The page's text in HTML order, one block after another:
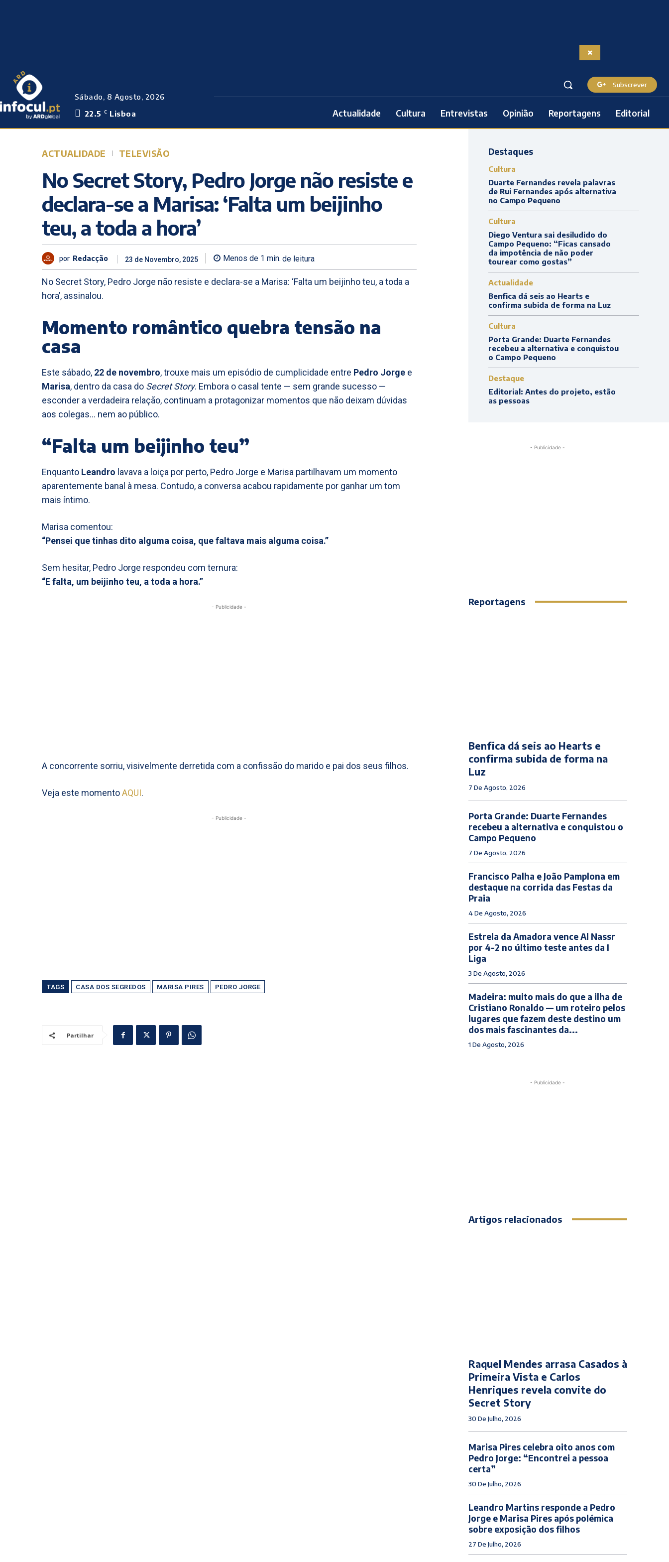
Sábado, 8 Agosto, 2026
22.5
C Lisboa
Subscrever
Actualidade Cultura Entrevistas Opinião Reportagens Editorial
ACTUALIDADE TELEVISÃO
No Secret Story, Pedro Jorge não resiste e
declara-se a Marisa: ‘Falta um beijinho
teu, a toda a hora’
por Redacção 23 de Novembro, 2025 Menos de 1 min. de leitura
No Secret Story, Pedro Jorge não resiste e declara-se a Marisa: ‘Falta um beijinho teu, a toda a
hora’, assinalou.
Momento romântico quebra tensão na
casa
Este sábado, 22 de novembro, trouxe mais um episódio de cumplicidade entre Pedro Jorge e
Marisa, dentro da casa do Secret Story. Embora o casal tente — sem grande sucesso —
esconder a verdadeira relação, continuam a protagonizar momentos que não deixam dúvidas
aos colegas… nem ao público.
“Falta um beijinho teu”
Enquanto Leandro lavava a loiça por perto, Pedro Jorge e Marisa partilhavam um momento
aparentemente banal à mesa. Contudo, a conversa acabou rapidamente por ganhar um tom
mais íntimo.
Marisa comentou:
“Pensei que tinhas dito alguma coisa, que faltava mais alguma coisa.”
Sem hesitar, Pedro Jorge respondeu com ternura:
“E falta, um beijinho teu, a toda a hora.”
- Publicidade -
A concorrente sorriu, visivelmente derretida com a confissão do marido e pai dos seus filhos.
Veja este momentoAQUI.
- Publicidade -
TAGS CASA DOS SEGREDOS MARISA PIRES PEDRO JORGE
Partilhar
Destaques
Cultura
Duarte Fernandes revela palavras
de Rui Fernandes após alternativa
no Campo Pequeno
Cultura
Diego Ventura sai desiludido do
Campo Pequeno: “Ficas cansado
da impotência de não poder
tourear como gostas”
Actualidade
Benfica dá seis ao Hearts e
confirma subida de forma na Luz
Cultura
Porta Grande: Duarte Fernandes
recebeu a alternativa e conquistou
o Campo Pequeno
Destaque
Editorial: Antes do projeto, estão
as pessoas
- Publicidade -
Reportagens
Benfica dá seis ao Hearts e
confirma subida de forma na
Luz
7 De Agosto, 2026
Porta Grande: Duarte Fernandes
recebeu a alternativa e conquistou o
Campo Pequeno
7 De Agosto, 2026
Francisco Palha e João Pamplona em
destaque na corrida das Festas da
Praia
4 De Agosto, 2026
Estrela da Amadora vence Al Nassr
por 4-2 no último teste antes da I
Liga
3 De Agosto, 2026
Madeira: muito mais do que a ilha de
Cristiano Ronaldo — um roteiro pelos
lugares que fazem deste destino um
dos mais fascinantes da...
1 De Agosto, 2026
- Publicidade -
Artigos relacionados
Raquel Mendes arrasa Casados à
Primeira Vista e Carlos
Henriques revela convite do
Secret Story
30 De Julho, 2026
Marisa Pires celebra oito anos com
Pedro Jorge: “Encontrei a pessoa
certa”
30 De Julho, 2026
Leandro Martins responde a Pedro
Jorge e Marisa Pires após polémica
sobre exposição dos filhos
27 De Julho, 2026